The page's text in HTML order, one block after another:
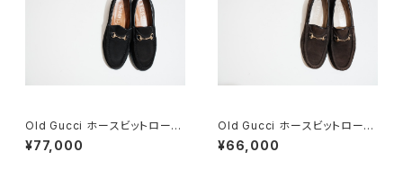
Old Gucci ホースビットローフ
ァー 36C BK ラバーソール
¥77,000
Old Gucci ホースビットローフ
ァー 35C スエードDB
¥66,000